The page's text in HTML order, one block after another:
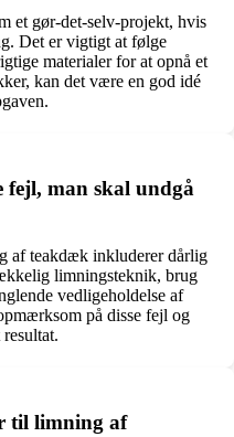
et gør-det-selv-projekt, hvis
Det er vigtigt at følge
materialer for at opnå et
kan det være en god idé
fejl, man skal undgå
af teakdæk inkluderer dårlig
limningsteknik, brug
vedligeholdelse af
på disse fejl og
til limning af